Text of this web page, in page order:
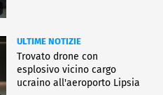
ULTIME NOTIZIE
Trovato drone con
esplosivo vicino cargo
ucraino all'aeroporto Lipsia